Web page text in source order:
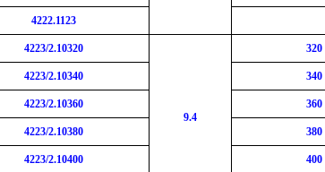
4222.1123
4223/2.10320
9.4
320
4223/2.10340 340
4223/2.10360 360
4223/2.10380 380
4223/2.10400 400